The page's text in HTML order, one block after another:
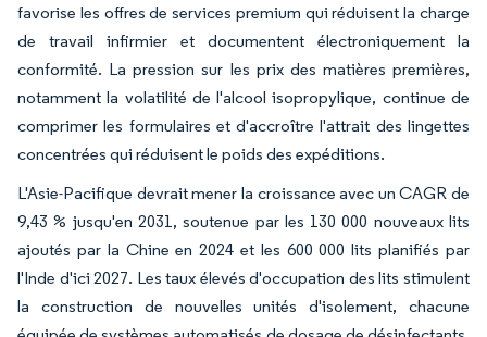
favorise les offres de services premium qui réduisent la charge
de travail infirmier et documentent électroniquement la
conformité. La pression sur les prix des matières premières,
notamment la volatilité de l'alcool isopropylique, continue de
comprimer les formulaires et d'accroître l'attrait des lingettes
concentrées qui réduisent le poids des expéditions.
L'Asie-Pacifique devrait mener la croissance avec un CAGR de
9,43 % jusqu'en 2031, soutenue par les 130 000 nouveaux lits
ajoutés par la Chine en 2024 et les 600 000 lits planifiés par
l'Inde d'ici 2027. Les taux élevés d'occupation des lits stimulent
la construction de nouvelles unités d'isolement, chacune